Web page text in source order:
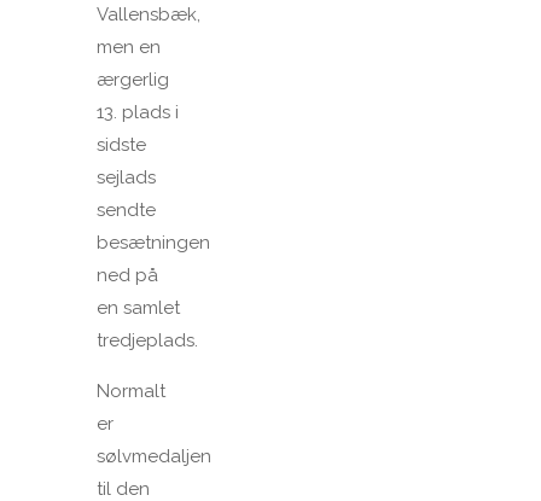
Vallensbæk,
men en
ærgerlig
13. plads i
sidste
sejlads
sendte
besætningen
ned på
en samlet
tredjeplads.
Normalt
er
sølvmedaljen
til den